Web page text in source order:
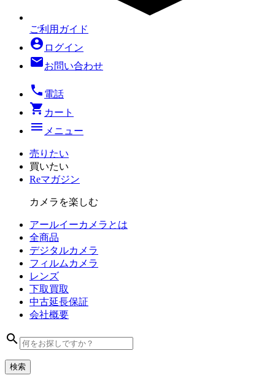
ご利用ガイド
account_circle ログイン
mailお問い合わせ
local_phone 電話
shopping_cart カート
menu メニュー
売りたい
買いたい
Reマガジン
カメラを楽しむ
アールイーカメラとは
全商品
デジタルカメラ
フィルム カメラ
レンズ
下取買取
中古延長保証
会社概要
search